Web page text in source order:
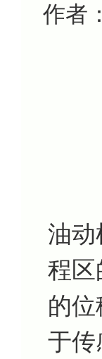
作者
油动
程区
的
于传